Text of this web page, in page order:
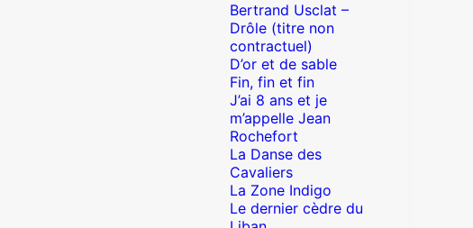
Bertrand Usclat –
Drôle (titre non
contractuel)
D’or et de sable
Fin, fin et fin
J’ai 8 ans et je
m’appelle Jean
Rochefort
La Danse des
Cavaliers
La Zone Indigo
Le dernier cèdre du